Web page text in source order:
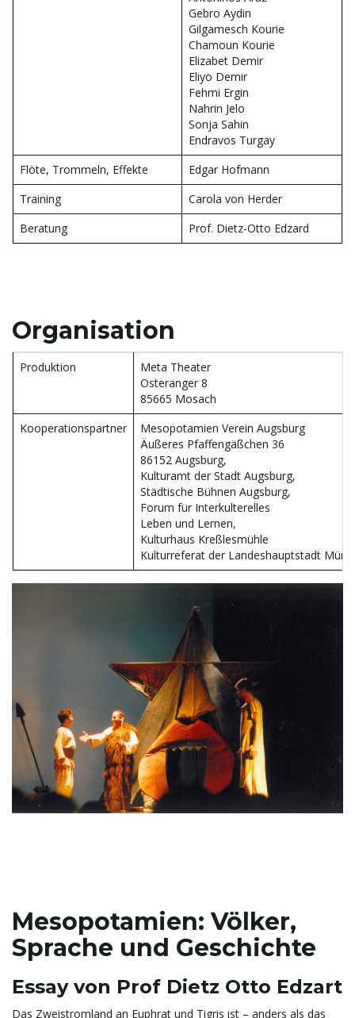
Gebro Aydin
Gilgamesch Kourie
Chamoun Kourie
Elizabet Demir
Eliyo Demir
Fehmi Ergin
Nahrin Jelo
Sonja Sahin
Endravos Turgay
Flöte, Trommeln, Effekte
Edgar Hofmann
Training
Carola von Herder
Beratung
Prof. Dietz-Otto Edzard
Organisation
Produktion
Meta Theater
Osteranger 8
85665 Mosach
Kooperationspartner
Mesopotamien Verein Augsburg
Äußeres Pfaffengäßchen 36
86152 Augsburg,
Kulturamt der Stadt Augsburg,
Städtische Bühnen Augsburg,
Forum für Interkulterelles
Leben und Lernen,
Kulturhaus Kreßlesmühle
Kulturreferat der Landeshauptstadt
Mesopotamien: Völker,
Sprache und Geschichte
Essay von Prof Dietz Otto Edzart
Das Zweistromland an Euphrat und Tigris ist – anders als das